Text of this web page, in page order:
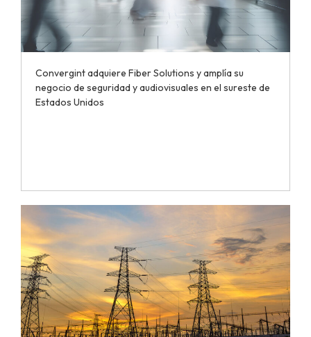
Convergint adquiere Fiber Solutions y amplía su
negocio de seguridad y audiovisuales en el sureste de
Estados Unidos